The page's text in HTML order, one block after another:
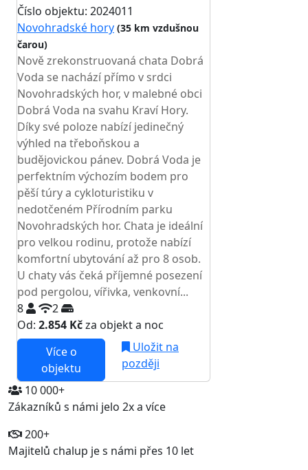
Číslo objektu: 2024011
Novohradské hory (35 km vzdušnou
čarou)
Nově zrekonstruovaná chata Dobrá
Voda se nachází přímo v srdci
Novohradských hor, v malebné obci
Dobrá Voda na svahu Kraví Hory.
Díky své poloze nabízí jedinečný
výhled na třeboňskou a
budějovickou pánev. Dobrá Voda je
perfektním výchozím bodem pro
pěší túry a cykloturistiku v
nedotčeném Přírodním parku
Novohradských hor. Chata je ideální
pro velkou rodinu, protože nabízí
komfortní ubytování až pro 8 osob.
U chaty vás čeká příjemné posezení
pod pergolou, vířivka, venkovní...
8
2
Od: 2.854 Kčza objekt a noc
Více o
objektu
Uložit na
později
10 000+
Zákazníků s námi jelo 2x a více
200+
Majitelů chalup je s námi přes 10 let